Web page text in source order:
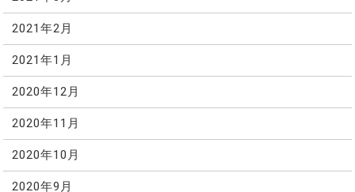
2021年2月
2021年1月
2020年12月
2020年11月
2020年10月
2020年9月